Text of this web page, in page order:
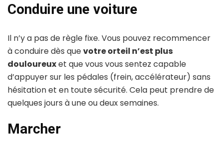
Conduire une voiture
Il n’y a pas de règle fixe. Vous pouvez recommencer
à conduire dès quevotre orteil n’est plus
douloureuxet que vous vous sentez capable
d’appuyer sur les pédales (frein, accélérateur) sans
hésitation et en toute sécurité. Cela peut prendre de
quelques jours à une ou deux semaines.
Marcher